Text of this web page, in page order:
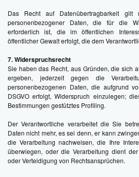
Das Recht auf Datenübertragbarkeit gilt
personenbezogener Daten, die für die
erforderlich ist, die im öffentlichen
öffentlicher Gewalt erfolgt, die dem
7. Widerspruchsrecht
Sie haben das Recht, aus Gründen, die sich
ergeben, jederzeit gegen die
personenbezogenen Daten, die aufgrund
DSGVO erfolgt, Widerspruch einzulegen;
Bestimmungen gestütztes Profiling.
Der Verantwortliche verarbeitet die Sie
Daten nicht mehr, es sei denn, er kann
die Verarbeitung nachweisen, die Ihre
überwiegen, oder die Verarbeitung dient
oder Verteidigung von Rechtsansprüchen.